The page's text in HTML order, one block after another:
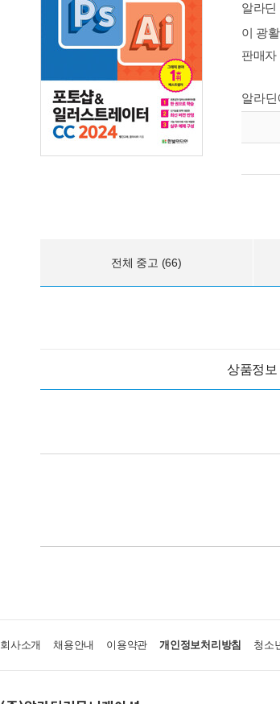
알라딘
이 광
판매자
알라
전체 중고 (66)
상품정보
회사소개 채용안내 이용약관 개인정보처리방침 청소